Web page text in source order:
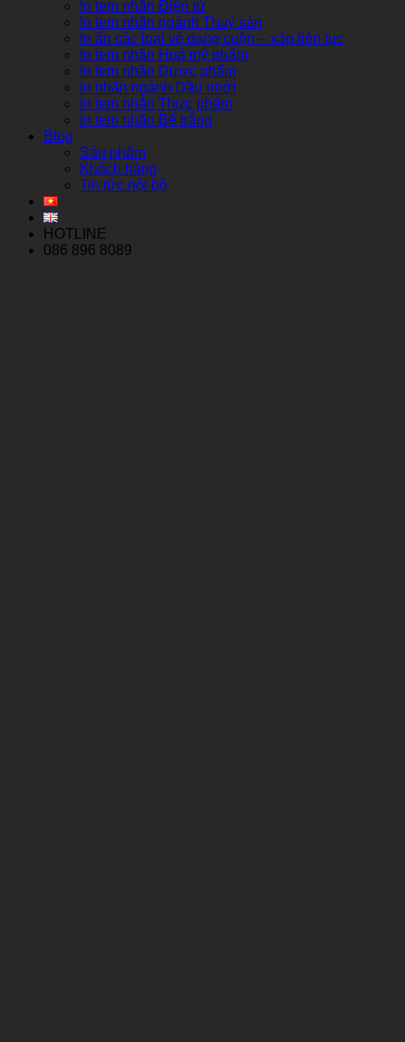
In tem nhãn Điện tử
In tem nhãn ngành Thuỷ sản
In ấn các loại vé dạng cuộn – xấp liên tục
In tem nhãn Hoá mỹ phẩm
In tem nhãn Dược phẩm
In nhãn ngành Dầu nhớt
In tem nhãn Thực phẩm
In tem nhãn Bế trắng
Blog
Sản phẩm
Khách hàng
Tin tức nội bộ
HOTLINE
086 896 8089